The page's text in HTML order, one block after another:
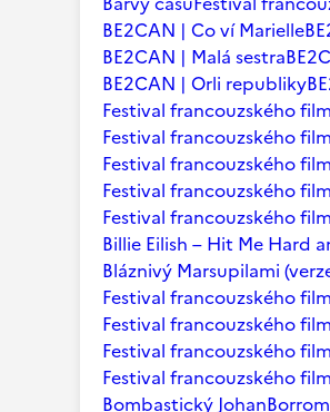
BE2CAN | Co ví Marielle
BE2CAN | Malá sestra
BE2CAN | Orli republiky
Festival francouzského
Festival francouzského
Festival francouzského
Festival francouzského
Festival francouzského
Billie Eilish – Hit Me Hard
Bláznivý Marsupilami
Festival francouzského
Festival francouzského
Festival francouzského
Festival francouzského
Bombastický Johan